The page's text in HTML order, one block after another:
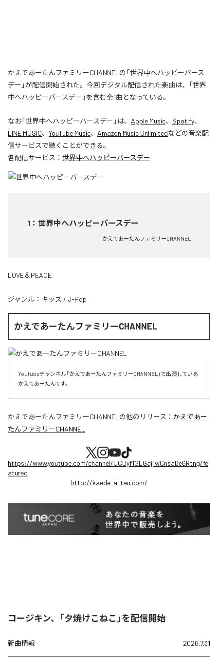
かえであーたんファミリーCHANNELの「世界中へハッピーバース
デー」が配信開始された。今回デジタル配信された楽曲は、「世界
中へハッピーバースデー」を含む全1曲となっている。
なお「世界中へハッピーバースデー 」は、 Apple Music、 Spotify、
LINE MUSIC、 YouTube Music、 Amazon Music Unlimitedなどの音楽配
信サービスで聴くことができる。
各配信サービス： 世界中へハッピーバースデー
1 ： 世界中へハッピーバースデー
かえであーたんファミリーCHANNEL
LOVE＆PEACE
ジャンル： キッズ / J-Pop
かえであーたんファミリーCHANNEL
Youtubeチャンネル「かえであーたんファミリーCHANNEL」で出演している
かえであーたんです。
かえであーたんファミリーCHANNEL の他のリリース： かえであー
たんファミリーCHANNEL
https://www.youtube.com/channel/UCUyf1GLGaj1wCnsaDe6Rtng/fe
atured
http://kaede-a-tan.com/
コージキン、「夕焼けこねこ」を配信開始
新曲情報 2026.7.31